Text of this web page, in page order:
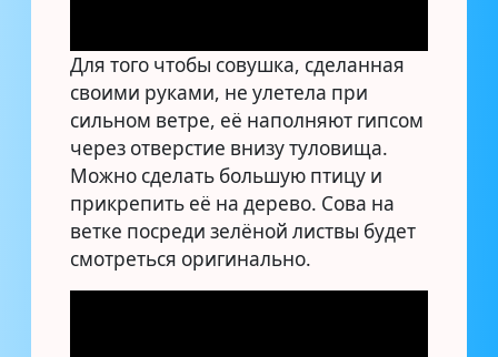
Для того чтобы совушка, сделанная
своими руками, не улетела при
сильном ветре, её наполняют гипсом
через отверстие внизу туловища.
Можно сделать большую птицу и
прикрепить её на дерево. Сова на
ветке посреди зелёной листвы будет
смотреться оригинально.